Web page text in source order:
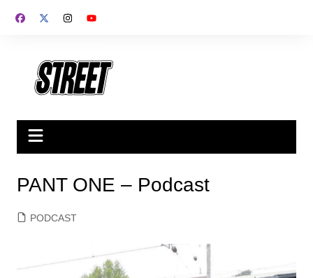
PANT ONE – Podcast
PODCAST